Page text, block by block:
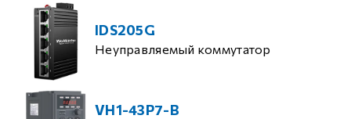
IDS205G
Неуправляемый коммутатор
VH1-43P7-B